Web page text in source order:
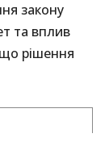
закону
та вплив
що рішення